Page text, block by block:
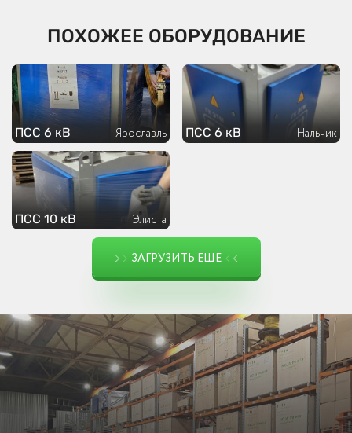
ПОХОЖЕЕ ОБОРУДОВАНИЕ
ПСС 6 кВ Ярославль ПСС 6 кВ Нальчик
ПСС 10 кВ Элиста
ЗАГРУЗИТЬ ЕЩЕ